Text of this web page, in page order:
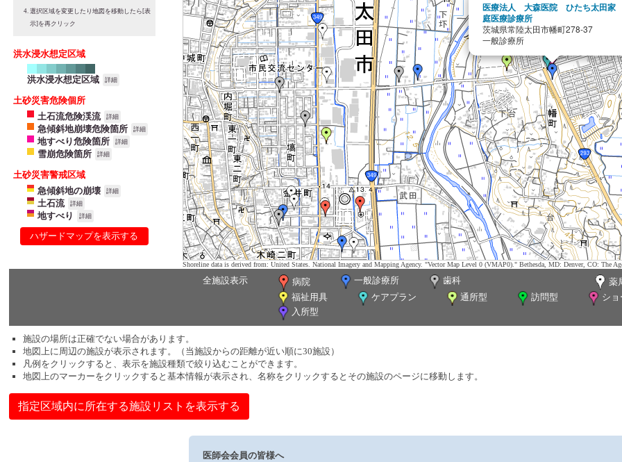
選択区域を変更したり地図を移動したら[表
示]を再クリック
洪水浸水想定区域
洪水浸水想定区域 詳細
土砂災害危険個所
土石流危険渓流
詳細
急傾斜地崩壊危険箇所 詳細
地すべり危険箇所 詳細
雪崩危険箇所 詳細
土砂災害警戒区域
急傾斜地の崩壊
詳細
土石流 詳細
地すべり 詳細
ハザードマップを表示する
医療法人 大森医院 ひたち太田家
庭医療診療所
茨城県常陸太田市幡町278-37
一般診療所
Shoreline data is derived from: United States. National Imagery and Mapping Agency. "Vector Map Level 0 (VMAP0)." Bethesda, MD: Denver, CO: The
全施設表示 病院 一般診療所 歯科
薬
福祉用具
ケアプラン 通所型 訪問型
シ
入所型
施設の場所は正確でない場合があります。
地図上に周辺の施設が表示されます。（当施設からの距離が近い順に30施設）
凡例をクリックすると、表示を施設種類で絞り込むことができます。
地図上のマーカーをクリックすると基本情報が表示され、名称をクリックするとその施設のページに移動します。
指定区域内に所在する施設リストを表示する
医師会会員の皆様へ